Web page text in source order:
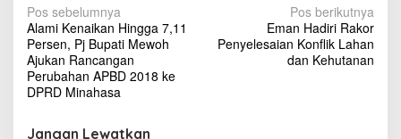
N
a
v
i
Pos sebelumnya
Alami Kenaikan Hingga 7,11
Persen, Pj Bupati Mewoh
Ajukan Rancangan
Perubahan APBD 2018 ke
DPRD Minahasa
Pos berikutnya
Eman Hadiri Rakor
Penyelesaian Konflik Lahan
dan Kehutanan
Jangan Lewatkan